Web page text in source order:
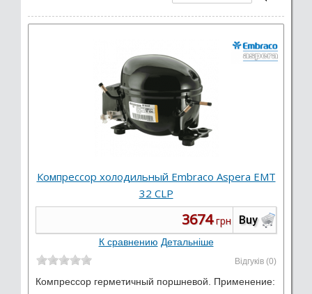
Компрессор холодильный Embraco Aspera EMT
32 CLP
Buy
3674 грн
К сравнению Детальніше
Відгуків (0)
Компрессор герметичный поршневой. Применение: